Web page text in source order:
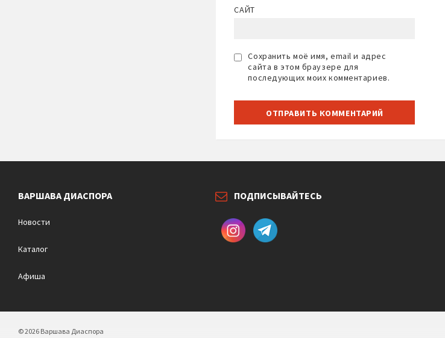
САЙТ
Сохранить моё имя, email и адрес
сайта в этом браузере для
последующих моих комментариев.
ВАРШАВА ДИАСПОРА
Новости
Каталог
Афиша
ПОДПИСЫВАЙТЕСЬ
© 2026 Варшава Диаспора